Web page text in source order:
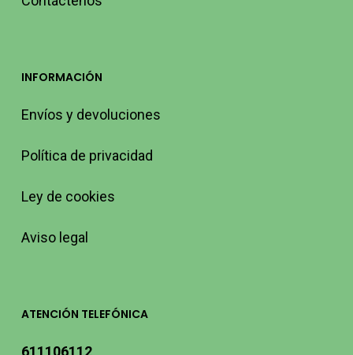
INFORMACIÓN
Envíos y devoluciones
Política de privacidad
Ley de cookies
Aviso legal
ATENCIÓN TELEFÓNICA
611106112